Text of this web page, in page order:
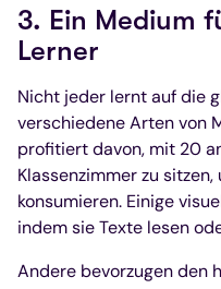
3. Ein Medium
Lerner
Nicht jeder lernt auf die
verschiedene Arten von
profitiert davon, mit 20
Klassenzimmer zu
konsumieren. Einige
indem sie Texte lesen
Andere bevorzugen den